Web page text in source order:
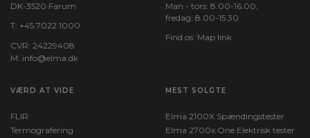
DK-3520 Farum
T: +45 7022 1000
CVR: 24229408
M: info@elma.dk
Man - tors: 8.00-16.00,
fredag: 8.00-15.30
Find os: Map link
VÆRD AT VIDE
FLIR
Termografering
MEST SOLGTE
Elma 2100X Spændingstester
Elma 2700x One Elektrisk tester